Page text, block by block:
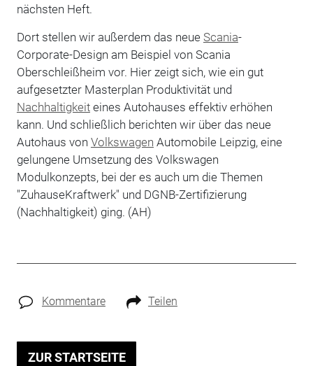
nächsten Heft.
Dort stellen wir außerdem das neue Scania-
Corporate-Design am Beispiel von Scania
Oberschleißheim vor. Hier zeigt sich, wie ein gut
aufgesetzter Masterplan Produktivität und
Nachhaltigkeiteines Autohauses effektiv erhöhen
kann. Und schließlich berichten wir über das neue
Autohaus von Volkswagen Automobile Leipzig, eine
gelungene Umsetzung des Volkswagen
Modulkonzepts, bei der es auch um die Themen
"ZuhauseKraftwerk" und DGNB-Zertifizierung
(Nachhaltigkeit) ging. (AH)
Kommentare Teilen
ZUR STARTSEITE